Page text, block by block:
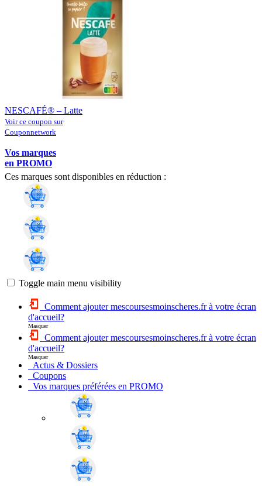
NESCAFÉ® – Latte
Voir ce coupon sur
Couponnetwork
Vos marques
en PROMO
Ces marques sont disponibles en réduction :
Toggle main menu visibility
Comment ajouter mescoursesmoinscheres.fr à votre écran
d'accueil?
Masquer
Comment ajouter mescoursesmoinscheres.fr à votre écran
d'accueil?
Masquer
Actus & Dossiers
Coupons
Vos marques préférées en PROMO